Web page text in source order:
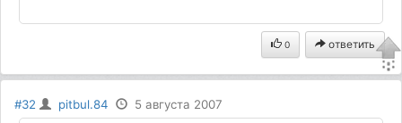
0 ответить
#32 pitbul.84 5 августа 2007